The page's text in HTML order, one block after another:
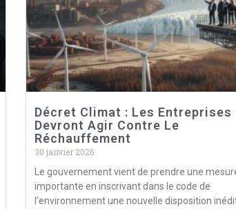
Décret Climat : Les Entreprises
Devront Agir Contre Le
Réchauffement
30 janvier 2026
Le gouvernement vient de prendre une
importante en inscrivant dans le code de
l’environnement une nouvelle disposition